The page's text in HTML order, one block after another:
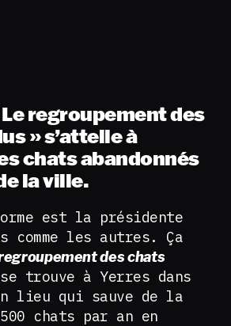
Le regroupement des
» s’attelle à
chats abandonnés
la ville.
est la présidente
comme les autres. Ça
des chats
trouve à Yerres dans
lieu qui sauve de la
chats par an en